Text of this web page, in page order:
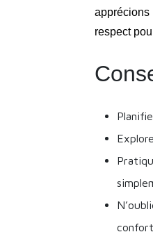
apprécions
respect